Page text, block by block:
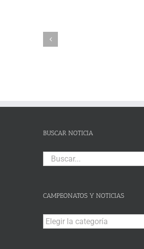
BUSCAR NOTICIA
Buscar:
CAMPEONATOS Y NOTICIAS
Campeonatos
y